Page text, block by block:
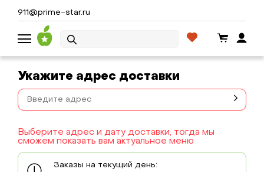
911@prime-star.ru
Укажите адрес доставки
Выберите адрес и дату доставки, тогда мы
сможем показать вам актуальное меню
Заказы на текущий день: